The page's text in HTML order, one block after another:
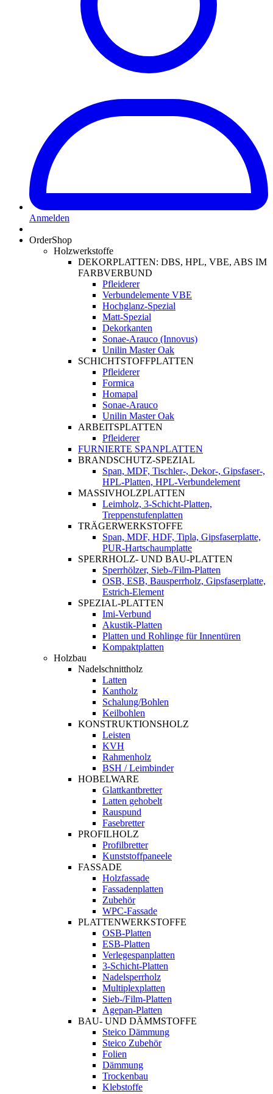
Anmelden
OrderShop
Holzwerkstoffe
DEKORPLATTEN: DBS, HPL, VBE, ABS IM
FARBVERBUND
Pfleiderer
Verbundelemente VBE
Hochglanz-Spezial
Matt-Spezial
Dekorkanten
Sonae-Arauco (Innovus)
Unilin Master Oak
SCHICHTSTOFFPLATTEN
Pfleiderer
Formica
Homapal
Sonae-Arauco
Unilin Master Oak
ARBEITSPLATTEN
Pfleiderer
FURNIERTE SPANPLATTEN
BRANDSCHUTZ-SPEZIAL
Span, MDF, Tischler-, Dekor-, Gipsfaser-,
HPL-Platten, HPL-Verbundelement
MASSIVHOLZPLATTEN
Leimholz, 3-Schicht-Platten,
Treppenstufenplatten
TRÄGERWERKSTOFFE
Span, MDF, HDF, Tipla, Gipsfaserplatte,
PUR-Hartschaumplatte
SPERRHOLZ- UND BAU-PLATTEN
Sperrhölzer, Sieb-/Film-Platten
OSB, ESB, Bausperrholz, Gipsfaserplatte,
Estrich-Element
SPEZIAL-PLATTEN
Imi-Verbund
Akustik-Platten
Platten und Rohlinge für Innentüren
Kompaktplatten
Holzbau
Nadelschnittholz
Latten
Kantholz
Schalung/Bohlen
Keilbohlen
KONSTRUKTIONSHOLZ
Leisten
KVH
Rahmenholz
BSH / Leimbinder
HOBELWARE
Glattkantbretter
Latten gehobelt
Rauspund
Fasebretter
PROFILHOLZ
Profilbretter
Kunststoffpaneele
FASSADE
Holzfassade
Fassadenplatten
Zubehör
WPC-Fassade
PLATTENWERKSTOFFE
OSB-Platten
ESB-Platten
Verlegespanplatten
3-Schicht-Platten
Nadelsperrholz
Multiplexplatten
Sieb-/Film-Platten
Agepan-Platten
BAU- UND DÄMMSTOFFE
Steico Dämmung
Steico Zubehör
Folien
Dämmung
Trockenbau
Klebstoffe